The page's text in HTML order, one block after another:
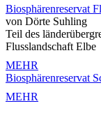
Biosphärenreservat
von Dörte Suhling
Teil des
Flusslandschaft Elbe
MEHR
Biosphärenreservat
MEHR